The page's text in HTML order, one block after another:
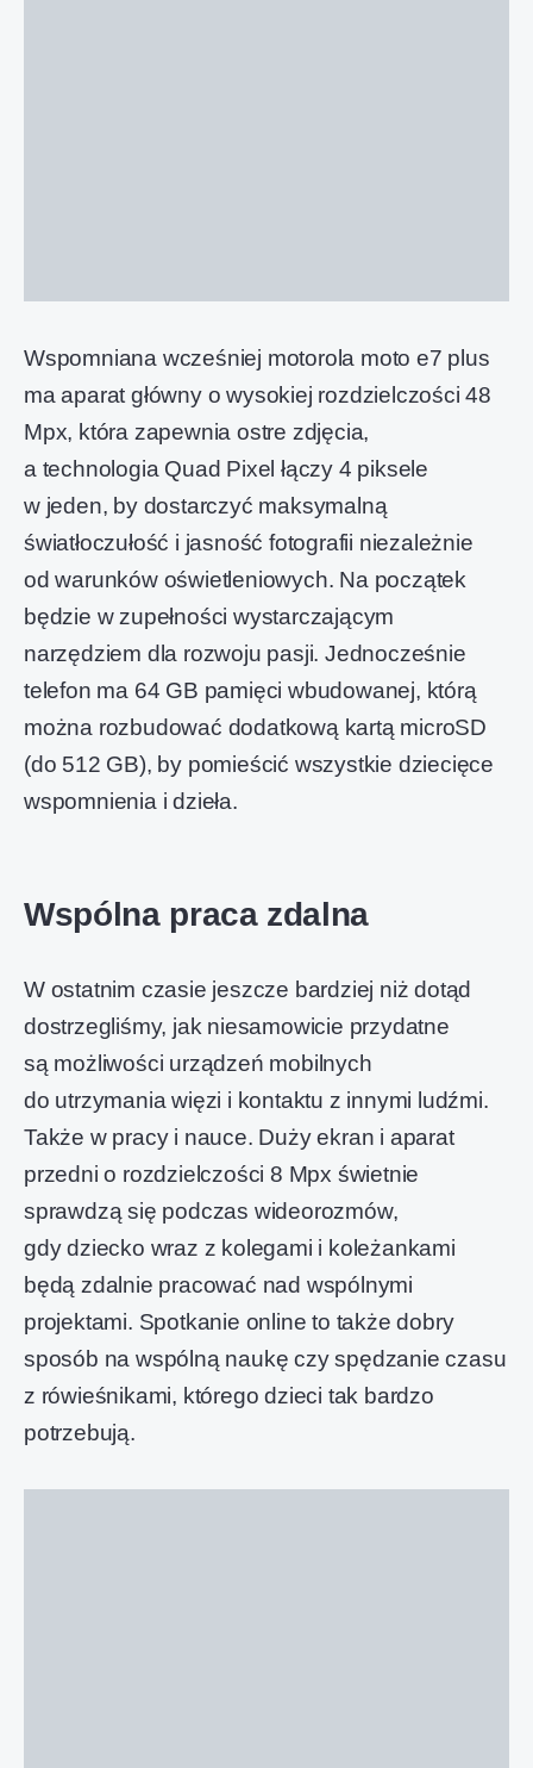
Wspomniana wcześniej motorola moto e7 plus
ma aparat główny o wysokiej rozdzielczości 48
Mpx, która zapewnia ostre zdjęcia,
a technologia Quad Pixel łączy 4 piksele
w jeden, by dostarczyć maksymalną
światłoczułość i jasność fotografii niezależnie
od warunków oświetleniowych. Na początek
będzie w zupełności wystarczającym
narzędziem dla rozwoju pasji. Jednocześnie
telefon ma 64 GB pamięci wbudowanej, którą
można rozbudować dodatkową kartą microSD
(do 512 GB), by pomieścić wszystkie dziecięce
wspomnienia i dzieła.
Wspólna praca zdalna
W ostatnim czasie jeszcze bardziej niż dotąd
dostrzegliśmy, jak niesamowicie przydatne
są możliwości urządzeń mobilnych
do utrzymania więzi i kontaktu z innymi ludźmi.
Także w pracy i nauce. Duży ekran i aparat
przedni o rozdzielczości 8 Mpx świetnie
sprawdzą się podczas wideorozmów,
gdy dziecko wraz z kolegami i koleżankami
będą zdalnie pracować nad wspólnymi
projektami. Spotkanie online to także dobry
sposób na wspólną naukę czy spędzanie czasu
z rówieśnikami, którego dzieci tak bardzo
potrzebują.